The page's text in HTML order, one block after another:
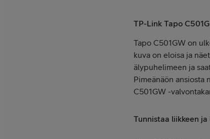
TP-Link Tapo
Tapo C501GW on
kuva on eloisa ja
älypuhelimeen ja
Pimeänäön ansiosta
C501GW -
Tunnistaa liikkeen